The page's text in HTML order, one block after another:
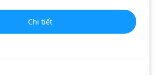
Chi tiết